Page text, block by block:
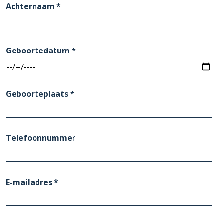
Achternaam *
Geboortedatum *
Geboorteplaats *
Telefoonnummer
E-mailadres *